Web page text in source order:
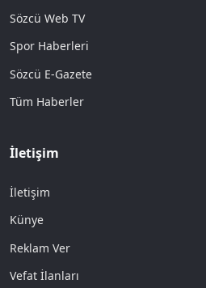
Sözcü Web TV
Spor Haberleri
Sözcü E-Gazete
Tüm Haberler
İletişim
İletişim
Künye
Reklam Ver
Vefat İlanları